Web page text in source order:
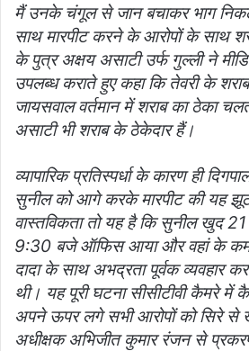
मैं उनके चंगूल से जान बचाकर भाग
साथ मारपीट करने के आरोपों के साथ
के पुत्र अक्षय असाटी उर्फ गुल्ली ने
उपलब्ध कराते हुए कहा कि तेवरी के
जायसवाल वर्तमान में शराब का ठेका
असाटी भी शराब के ठेकेदार हैं।
व्यापारिक प्रतिस्पर्धा के कारण ही
सुनील को आगे करके मारपीट की यह
वास्तविकता तो यह है कि सुनील खुद
9:30 बजे ऑफिस आया और वहां के
दादा के साथ अभद्रता पूर्वक व्यवहार
थी। यह पूरी घटना सीसीटीवी कैमरे में
अपने ऊपर लगे सभी आरोपों को सिरे से
अधीक्षक अभिजीत कुमार रंजन से